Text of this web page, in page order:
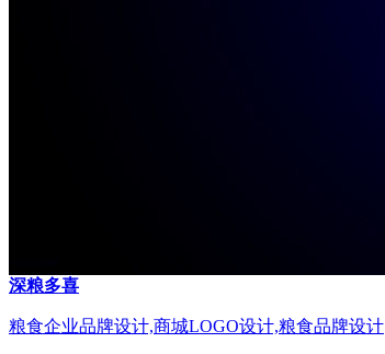
深粮多喜
粮食企业品牌设计,商城LOGO设计,粮食品牌设计